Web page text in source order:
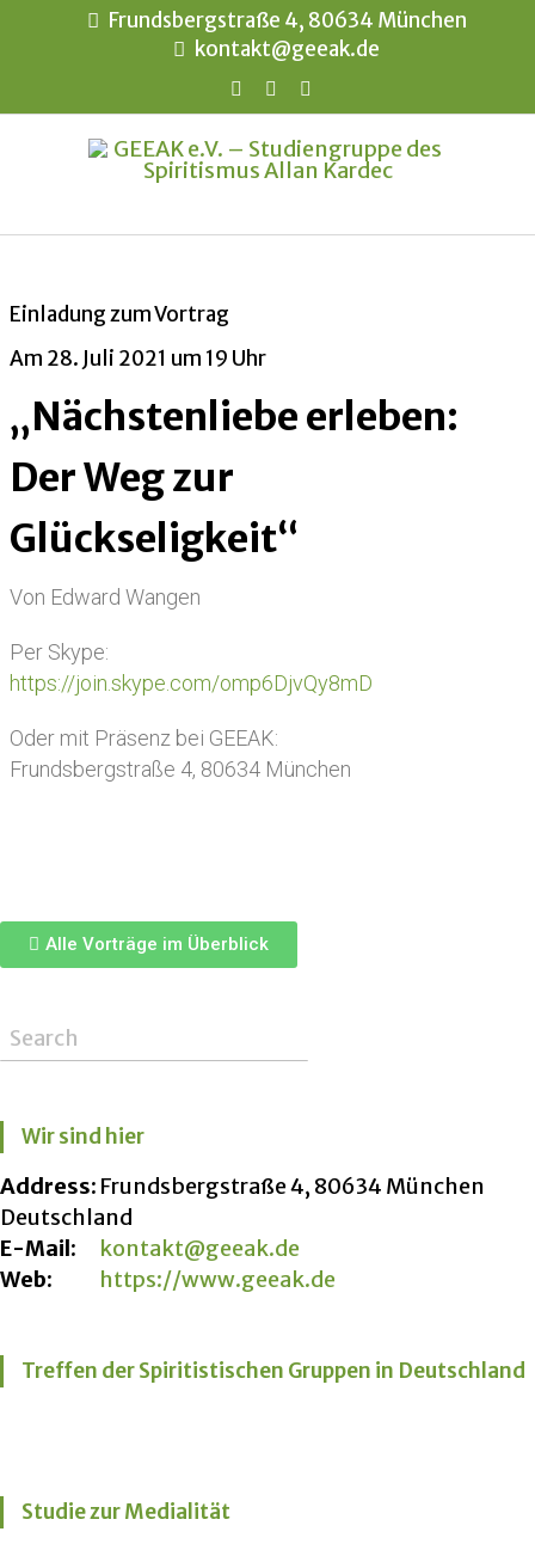
Frundsbergstraße 4, 80634 München
kontakt@geeak.de
Einladung zum Vortrag
Am 28. Juli 2021 um 19 Uhr
„Nächstenliebe erleben:
Der Weg zur
Glückseligkeit“
Von Edward Wangen
Per Skype:
https://join.skype.com/omp6DjvQy8mD
Oder mit Präsenz bei GEEAK:
Frundsbergstraße 4, 80634 München
Alle Vorträge im Überblick
Wir sind hier
Address: Frundsbergstraße 4, 80634 München
Deutschland
E-Mail:
kontakt@geeak.de
Web:
https://www.geeak.de
Treffen der Spiritistischen Gruppen in Deutschland
Studie zur Medialität